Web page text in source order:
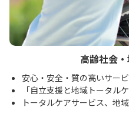
高齢社会
安心・安全・質の高いサー
「自立支援と地域トータル
トータルケアサービス、地